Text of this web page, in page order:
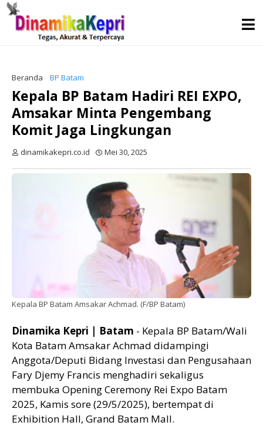
Beranda BP Batam
Kepala BP Batam Hadiri REI EXPO,
Amsakar Minta Pengembang
Komit Jaga Lingkungan
dinamikakepri.co.id Mei 30, 2025
Kepala BP Batam Amsakar Achmad. (F/BP Batam)
Dinamika Kepri | Batam - Kepala BP Batam/Wali
Kota Batam Amsakar Achmad didampingi
Anggota/Deputi Bidang Investasi dan Pengusahaan
Fary Djemy Francis menghadiri sekaligus
membuka Opening Ceremony Rei Expo Batam
2025, Kamis sore (29/5/2025), bertempat di
Exhibition Hall, Grand Batam Mall.